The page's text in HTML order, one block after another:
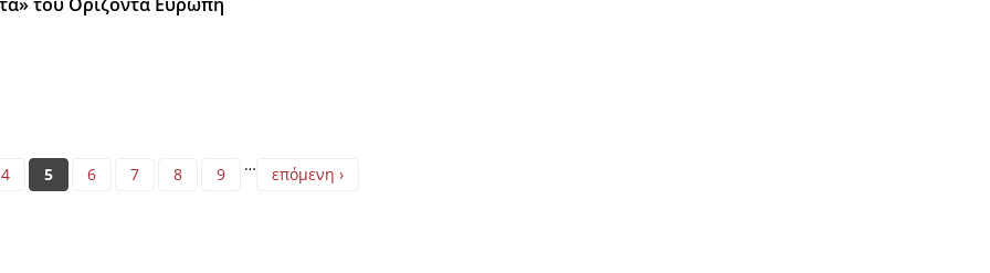
4 5 6 7 8 9 … επόμενη ›